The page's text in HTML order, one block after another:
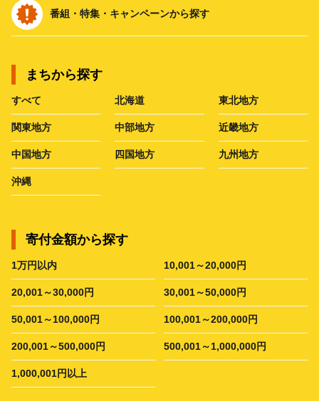
番組・特集・キャンペーンから探す
まちから探す
すべて 北海道 東北地方
関東地方 中部地方 近畿地方
中国地方 四国地方 九州地方
沖縄
寄付金額から探す
1万円以内 10,001～20,000円
20,001～30,000円 30,001～50,000円
50,001～100,000円 100,001～200,000円
200,001～500,000円 500,001～1,000,000円
1,000,001円以上